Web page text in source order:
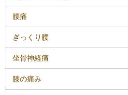
腰痛
ぎっくり腰
坐骨神経痛
膝の痛み